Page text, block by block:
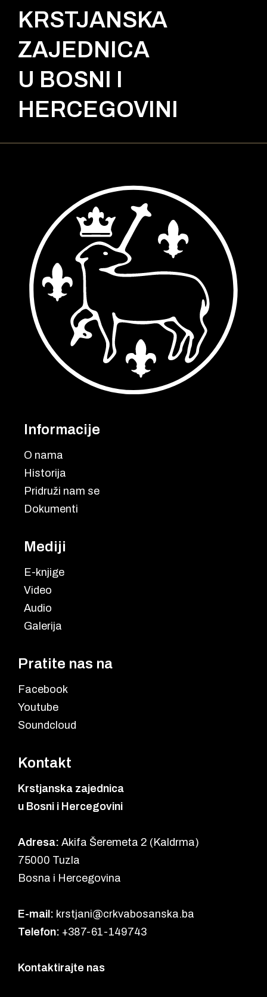
KRSTJANSKA
ZAJEDNICA
U BOSNI I
HERCEGOVINI
Informacije
O nama
Historija
Pridruži nam se
Dokumenti
Mediji
E-knjige
Video
Audio
Galerija
Pratite nas na
Facebook
Youtube
Soundcloud
Kontakt
Krstjanska zajednica
u Bosni i Hercegovini
Adresa: Akifa Šeremeta 2 (Kaldrma)
75000 Tuzla
Bosna i Hercegovina
E-mail: krstjani@crkvabosanska.ba
Telefon: +387-61-149743
Kontaktirajte nas